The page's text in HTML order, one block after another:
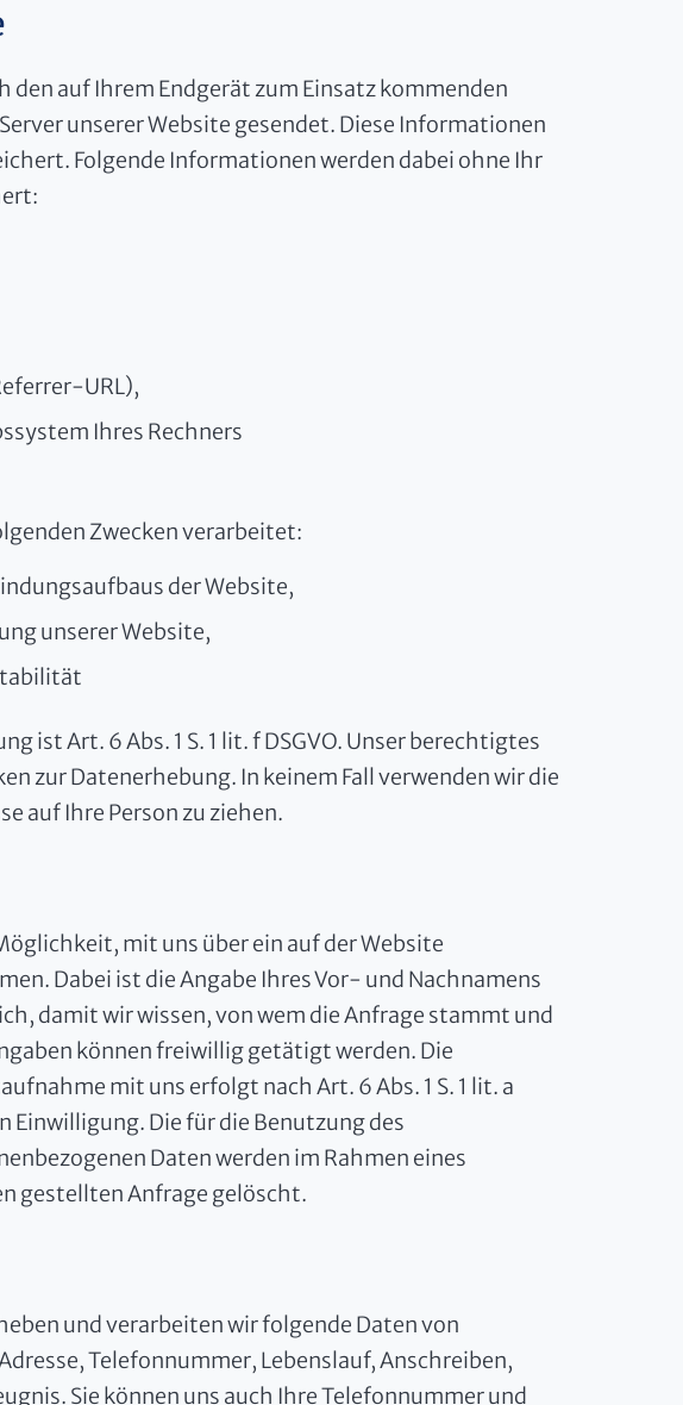
auf Ihrem Endgerät zum Einsatz kommenden
unserer Website gesendet. Diese Informationen
Folgende Informationen werden dabei ohne Ihr
URL),
Ihres Rechners
Zwecken verarbeitet:
der Website,
unserer Website,
ist Art. 6 Abs. 1 S. 1 lit. f DSGVO. Unser berechtigtes
zur Datenerhebung. In keinem Fall verwenden wir die
auf Ihre Person zu ziehen.
mit uns über ein auf der Website
Dabei ist die Angabe Ihres Vor- und Nachnamens
damit wir wissen, von wem die Anfrage stammt und
können freiwillig getätigt werden. Die
mit uns erfolgt nach Art. 6 Abs. 1 S. 1 lit. a
Einwilligung. Die für die Benutzung des
Daten werden im Rahmen eines
gestellten Anfrage gelöscht.
und verarbeiten wir folgende Daten von
Telefonnummer, Lebenslauf, Anschreiben,
Sie können uns auch Ihre Telefonnummer und